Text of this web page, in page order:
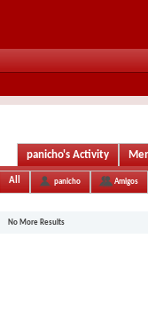
panicho's Activity
All panicho Amigos
No More Results